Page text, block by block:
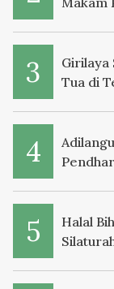
Girilaya
Tua di
Halal